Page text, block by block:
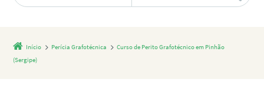
Início Perícia Grafotécnica
Curso de Perito Grafotécnico em Pinhão
(Sergipe)